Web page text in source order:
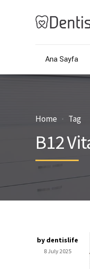
Ana Sayfa
Home Tag
B12
by dentislife
8 July 2025